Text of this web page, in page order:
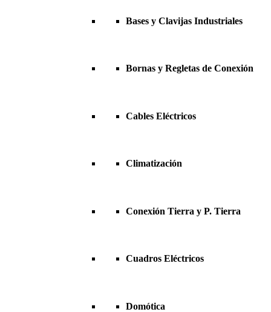
Bases y Clavijas Industriales
Bornas y Regletas de Conexión
Cables Eléctricos
Climatización
Conexión Tierra y P. Tierra
Cuadros Eléctricos
Domótica